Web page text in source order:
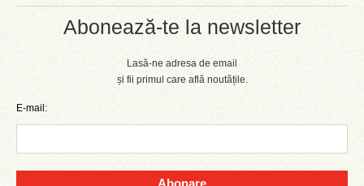
Abonează-te la newsletter
Lasă-ne adresa de email
și fii primul care află noutățile.
E-mail:
Abonare